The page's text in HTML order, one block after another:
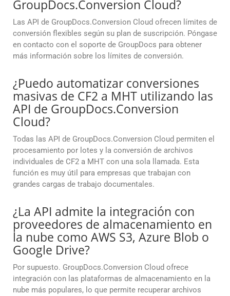
GroupDocs.Conversion Cloud?
Las API de GroupDocs.Conversion Cloud ofrecen límites de
conversión flexibles según su plan de suscripción. Póngase
en contacto con el soporte de GroupDocs para obtener
más información sobre los límites de conversión.
¿Puedo automatizar conversiones
masivas de CF2 a MHT utilizando las
API de GroupDocs.Conversion
Cloud?
Todas las API de GroupDocs.Conversion Cloud permiten el
procesamiento por lotes y la conversión de archivos
individuales de CF2 a MHT con una sola llamada. Esta
función es muy útil para empresas que trabajan con
grandes cargas de trabajo documentales.
¿La API admite la integración con
proveedores de almacenamiento en
la nube como AWS S3, Azure Blob o
Google Drive?
Por supuesto. GroupDocs.Conversion Cloud ofrece
integración con las plataformas de almacenamiento en la
nube más populares, lo que permite recuperar archivos